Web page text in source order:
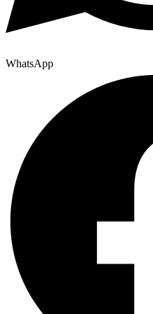
WhatsApp